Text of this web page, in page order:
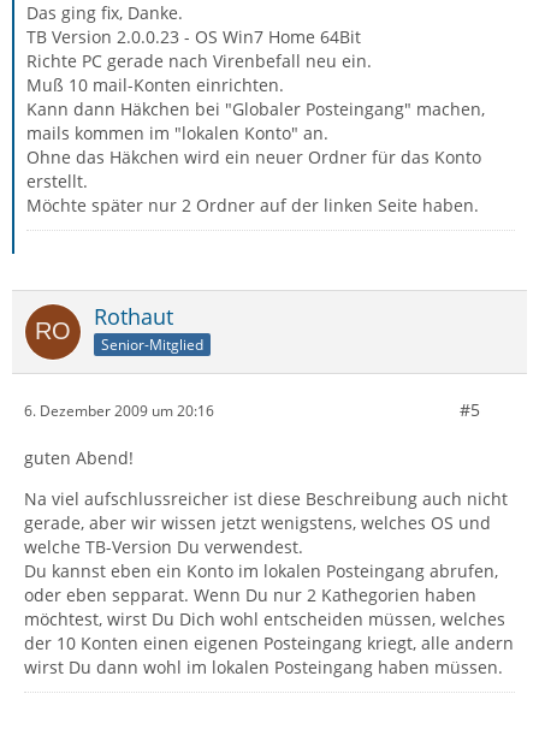
Das ging fix, Danke.
TB Version 2.0.0.23 - OS Win7 Home 64Bit
Richte PC gerade nach Virenbefall neu ein.
Muß 10 mail-Konten einrichten.
Kann dann Häkchen bei "Globaler Posteingang" machen,
mails kommen im "lokalen Konto" an.
Ohne das Häkchen wird ein neuer Ordner für das Konto
erstellt.
Möchte später nur 2 Ordner auf der linken Seite haben.
Rothaut
Senior-Mitglied
6. Dezember 2009 um 20:16 #5
guten Abend!
Na viel aufschlussreicher ist diese Beschreibung auch nicht
gerade, aber wir wissen jetzt wenigstens, welches OS und
welche TB-Version Du verwendest.
Du kannst eben ein Konto im lokalen Posteingang abrufen,
oder eben sepparat. Wenn Du nur 2 Kathegorien haben
möchtest, wirst Du Dich wohl entscheiden müssen, welches
der 10 Konten einen eigenen Posteingang kriegt, alle andern
wirst Du dann wohl im lokalen Posteingang haben müssen.